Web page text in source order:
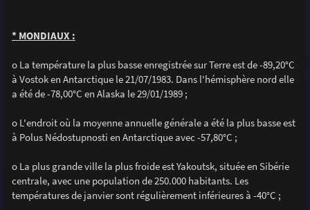
* MONDIAUX :
o La température la plus basse enregistrée sur Terre est de -89,20°C
à Vostok en Antarctique le 21/07/1983. Dans l'hémisphère nord elle
a été de -78,00°C en Alaska le 29/01/1989 ;
o L'endroit où la moyenne annuelle générale a été la plus basse est
à Polus Nédostupnosti en Antarctique avec -57,80°C ;
o La plus grande ville la plus froide est Yakoutsk, située en Sibérie
centrale, avec une population de 250.000 habitants. Les
températures de janvier sont régulièrement inférieures à -40°C ;